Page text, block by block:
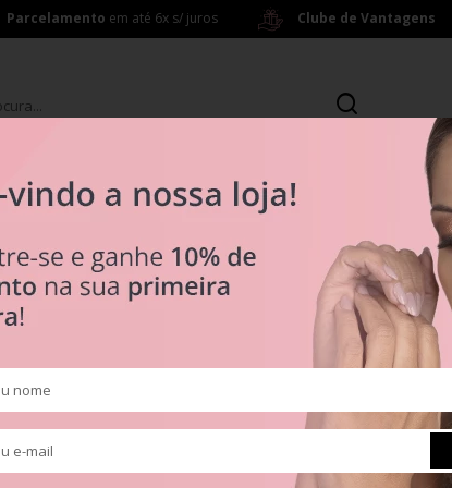
Parcelamento em até 6x s/ juros Clube de Vantagens
Tipos
Clipes
Pingentes
Radiante
Brincos
a partir de R$ 199,00